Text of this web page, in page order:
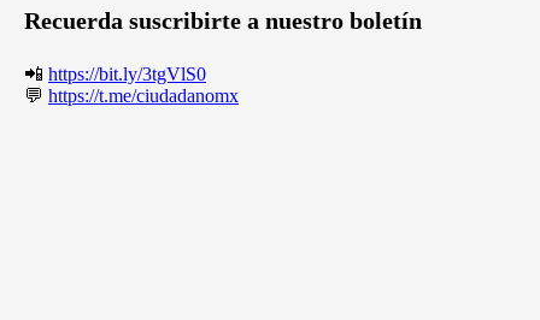
Recuerda suscribirte a nuestro boletín
📲 https://bit.ly/3tgVlS0
💬 https://t.me/ciudadanomx